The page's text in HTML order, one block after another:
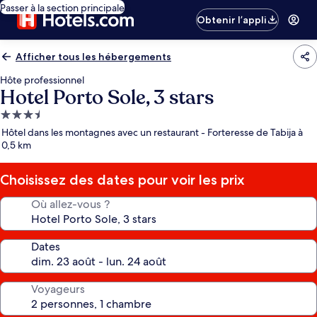
Passer à la section principale
Obtenir l’appli
Afficher tous les hébergements
Hôte professionnel
Hotel Porto Sole, 3 stars
Hébergement
3.5 étoiles
Hôtel dans les montagnes avec un restaurant - Forteresse de Tabija à
0,5 km
Choisissez des dates pour voir les prix
Où allez-vous ?
Dates
Voyageurs